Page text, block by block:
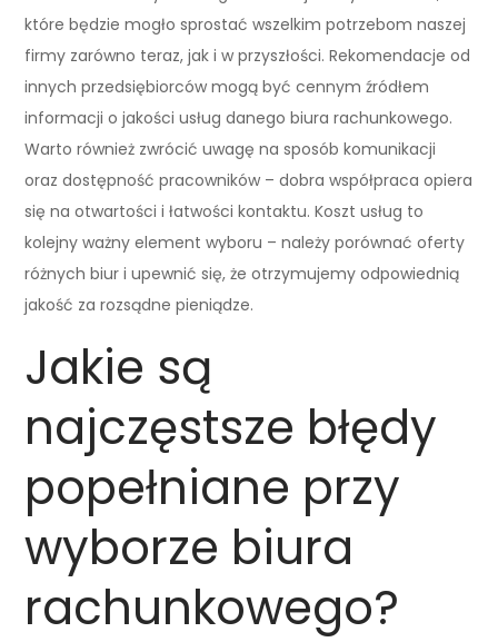
które będzie mogło sprostać wszelkim potrzebom naszej
firmy zarówno teraz, jak i w przyszłości. Rekomendacje od
innych przedsiębiorców mogą być cennym źródłem
informacji o jakości usług danego biura rachunkowego.
Warto również zwrócić uwagę na sposób komunikacji
oraz dostępność pracowników – dobra współpraca opiera
się na otwartości i łatwości kontaktu. Koszt usług to
kolejny ważny element wyboru – należy porównać oferty
różnych biur i upewnić się, że otrzymujemy odpowiednią
jakość za rozsądne pieniądze.
Jakie są
najczęstsze błędy
popełniane przy
wyborze biura
rachunkowego?